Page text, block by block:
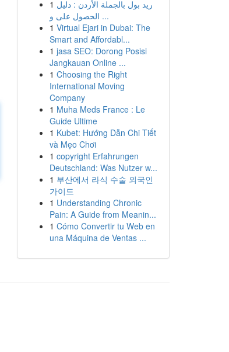
1 ريد بول بالجملة الأردن : دليل
الحصول على و ...
1 Virtual Ejari in Dubai: The
Smart and Affordabl...
1 jasa SEO: Dorong Posisi
Jangkauan Online ...
1 Choosing the Right
International Moving
Company
1 Muha Meds France : Le
Guide Ultime
1 Kubet: Hướng Dẫn Chi Tiết
và Mẹo Chơi
1 copyright Erfahrungen
Deutschland: Was Nutzer w...
1 부산에서 라식 수술 외국인
가이드
1 Understanding Chronic
Pain: A Guide from Meanin...
1 Cómo Convertir tu Web en
una Máquina de Ventas ...